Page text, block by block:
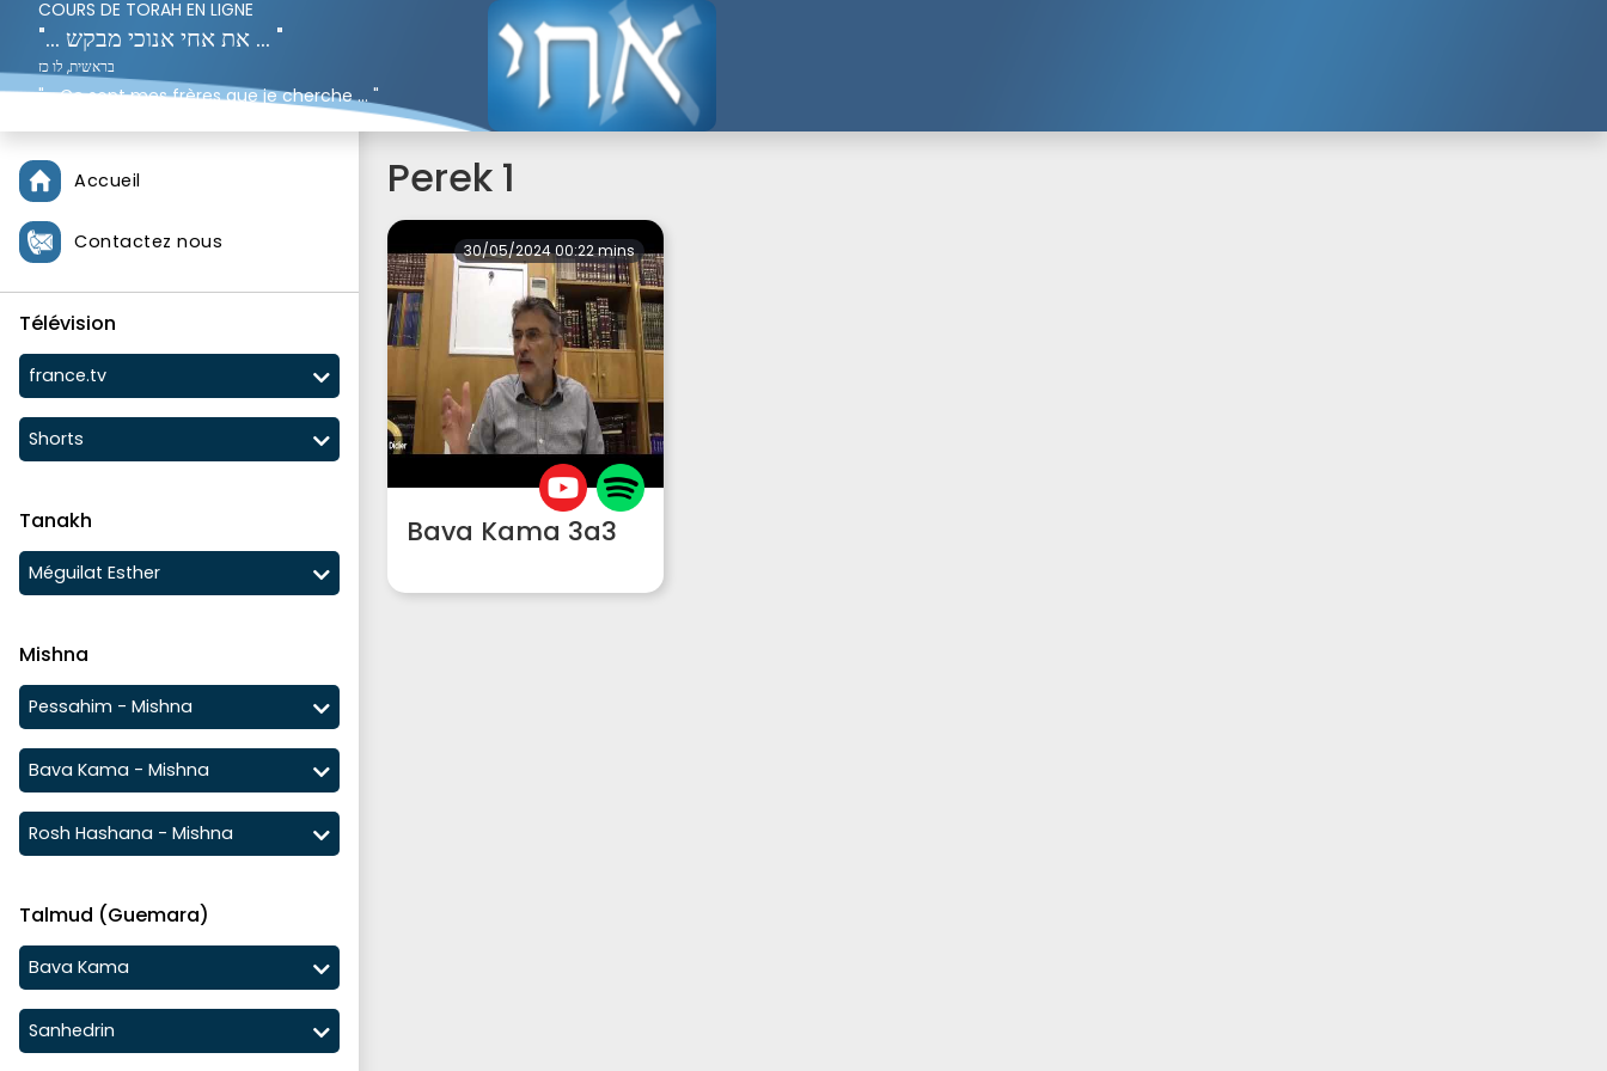
COURS DE TORAH EN LIGNE
"... את אחי אנוכי מבקש ... "
בראשית, לו כז
"... Ce sont mes frères que je cherche ... "
Genèse 37;16
Accueil
Contactez nous
Télévision
france.tv
Shorts
Tanakh
Méguilat Esther
Mishna
Pessahim - Mishna
Bava Kama - Mishna
Rosh Hashana - Mishna
Talmud (Guemara)
Bava Kama
Sanhedrin
Perek 1
30/05/2024 00:22 mins
Bava Kama 3a3